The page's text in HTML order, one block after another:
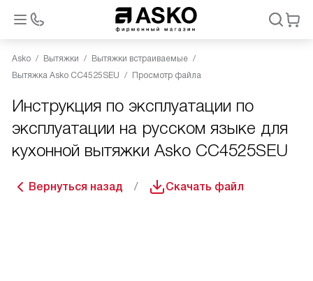
Asko Вытяжки
Вытяжки встраиваемые
Вытяжка Asko CC4525SEU
Просмотр файла
Инструкция по эксплуатации по
эксплуатации на русском языке для
кухонной вытяжки Asko CC4525SEU
Вернуться назад Скачать файл